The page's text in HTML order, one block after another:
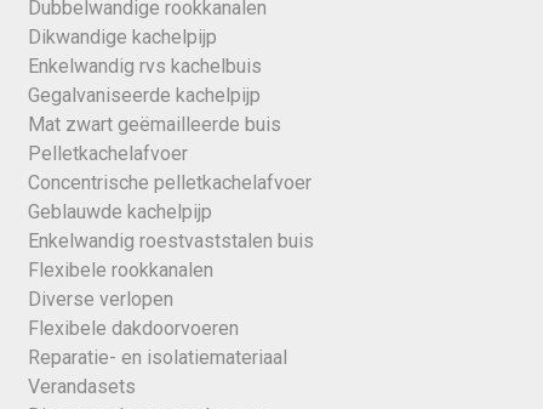
Dubbelwandige rookkanalen
Dikwandige kachelpijp
Enkelwandig rvs kachelbuis
Gegalvaniseerde kachelpijp
Mat zwart geëmailleerde buis
Pelletkachelafvoer
Concentrische pelletkachelafvoer
Geblauwde kachelpijp
Enkelwandig roestvaststalen buis
Flexibele rookkanalen
Diverse verlopen
Flexibele dakdoorvoeren
Reparatie- en isolatiemateriaal
Verandasets